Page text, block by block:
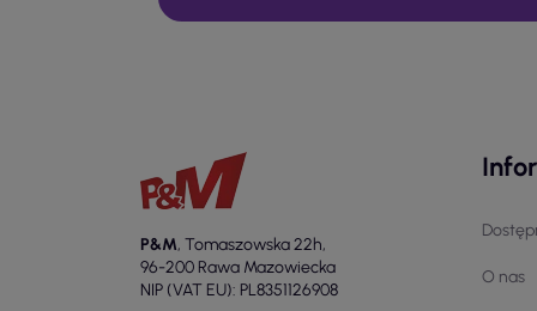
P&M, Tomaszowska 22h,
96-200 Rawa Mazowiecka
NIP (VAT EU): PL8351126908
O nas